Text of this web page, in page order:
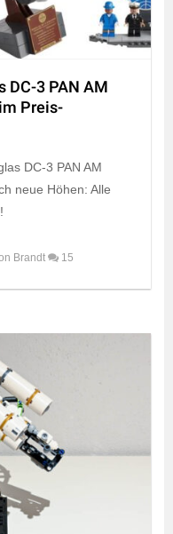
DC-3 PAN AM
Preis-
DC-3 PAN AM
neue Höhen: Alle
Brandt 15